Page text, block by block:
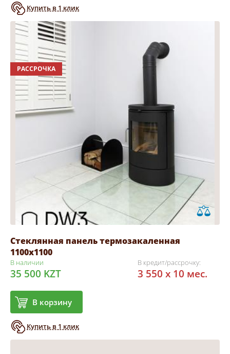
Купить в 1 клик
РАССРОЧКА
Стеклянная панель термозакаленная
1100х1100
В наличии
35 500 KZT
В корзину
Купить в 1 клик
В кредит/рассрочку:
3 550 x 10 мес.